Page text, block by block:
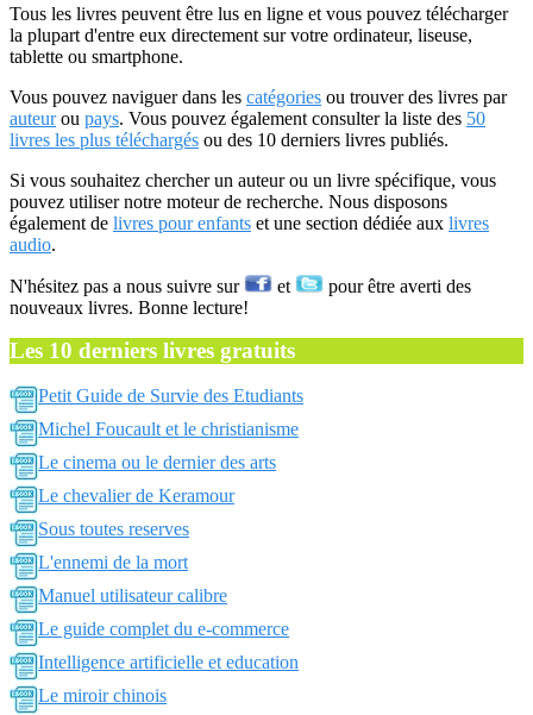
Tous les livres peuvent être lus en ligne et vous pouvez télécharger
la plupart d'entre eux directement sur votre ordinateur, liseuse,
tablette ou smartphone.
Vous pouvez naviguer dans les catégories ou trouver des livres par
auteurou pays. Vous pouvez également consulter la liste des 50
livres les plus téléchargés ou des 10 derniers livres publiés.
Si vous souhaitez chercher un auteur ou un livre spécifique, vous
pouvez utiliser notre moteur de recherche. Nous disposons
également de livres pour enfants et une section dédiée aux livres
audio.
N'hésitez pas a nous suivre sur et
pour être averti des
nouveaux livres. Bonne lecture!
Les 10 derniers livres gratuits
Petit Guide de Survie des Etudiants
Michel Foucault et le christianisme
Le cinema ou le dernier des arts
Le chevalier de Keramour
Sous toutes reserves
L'ennemi de la mort
Manuel utilisateur calibre
Le guide complet du e-commerce
Intelligence artificielle et education
Le miroir chinois